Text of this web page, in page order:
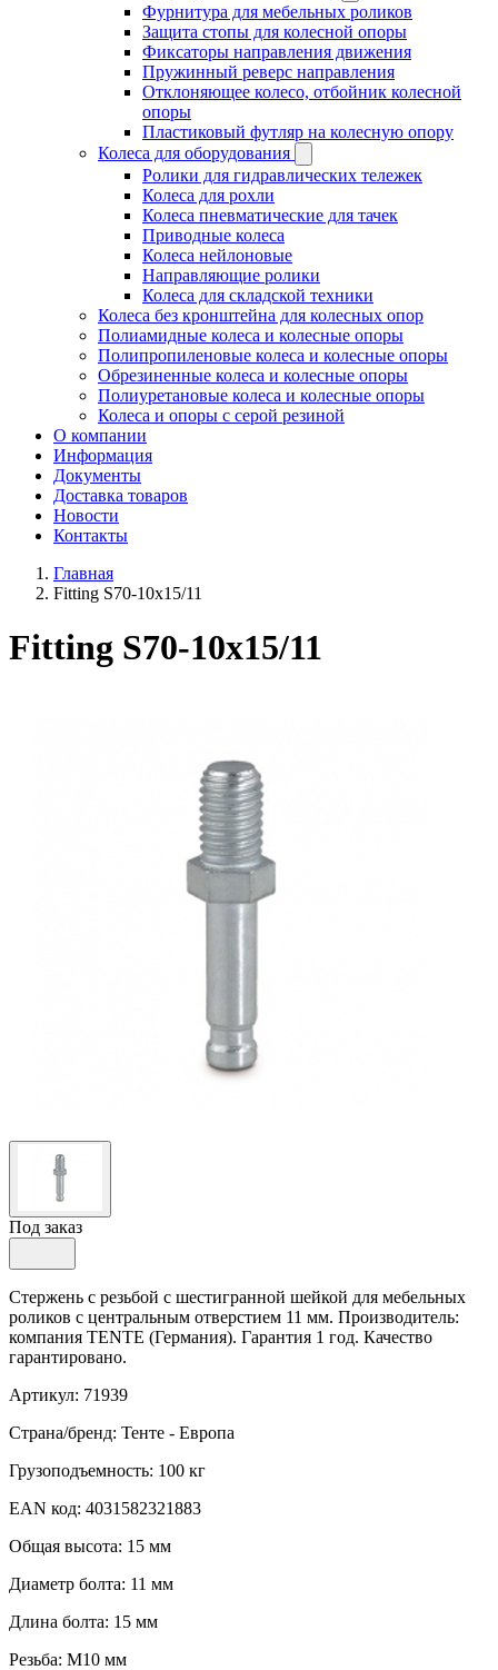
Фурнитура для мебельных роликов
Защита стопы для колесной опоры
Фиксаторы направления движения
Пружинный реверс направления
Отклоняющее колесо, отбойник колесной
опоры
Пластиковый футляр на колесную опору
Колеса для оборудования
Ролики для гидравлических тележек
Колеса для рохли
Колеса пневматические для тачек
Приводные колеса
Колеса нейлоновые
Направляющие ролики
Колеса для складской техники
Колеса без кронштейна для колесных опор
Полиамидные колеса и колесные опоры
Полипропиленовые колеса и колесные опоры
Обрезиненные колеса и колесные опоры
Полиуретановые колеса и колесные опоры
Колеса и опоры с серой резиной
О компании
Информация
Документы
Доставка товаров
Новости
Контакты
Главная
Fitting S70-10x15/11
Fitting S70-10x15/11
Под заказ
Стержень с резьбой с шестигранной шейкой для мебельных
роликов с центральным отверстием 11 мм. Производитель:
компания TENTE (Германия). Гарантия 1 год. Качество
гарантировано.
Артикул: 71939
Страна/бренд: Тенте - Европа
Грузоподъемность: 100 кг
EAN код: 4031582321883
Общая высота: 15 мм
Диаметр болта: 11 мм
Длина болта: 15 мм
Резьба: M10 мм